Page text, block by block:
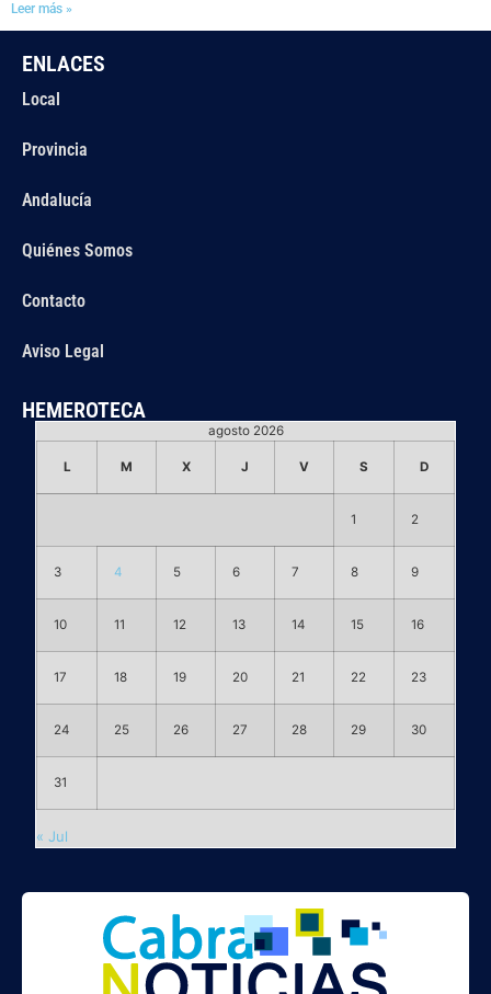
Leer más »
ENLACES
Local
Provincia
Andalucía
Quiénes Somos
Contacto
Aviso Legal
HEMEROTECA
agosto 2026
L M X J V S D
1 2
3 4 5 6 7 8 9
10 11 12 13 14 15 16
17 18 19 20 21 22 23
24 25 26 27 28 29 30
31
« Jul